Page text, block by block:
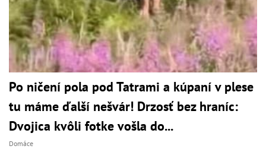
Po ničení pola pod Tatrami a kúpaní v plese
tu máme ďalší nešvár! Drzosť bez hraníc:
Dvojica kvôli fotke vošla do...
Domáce